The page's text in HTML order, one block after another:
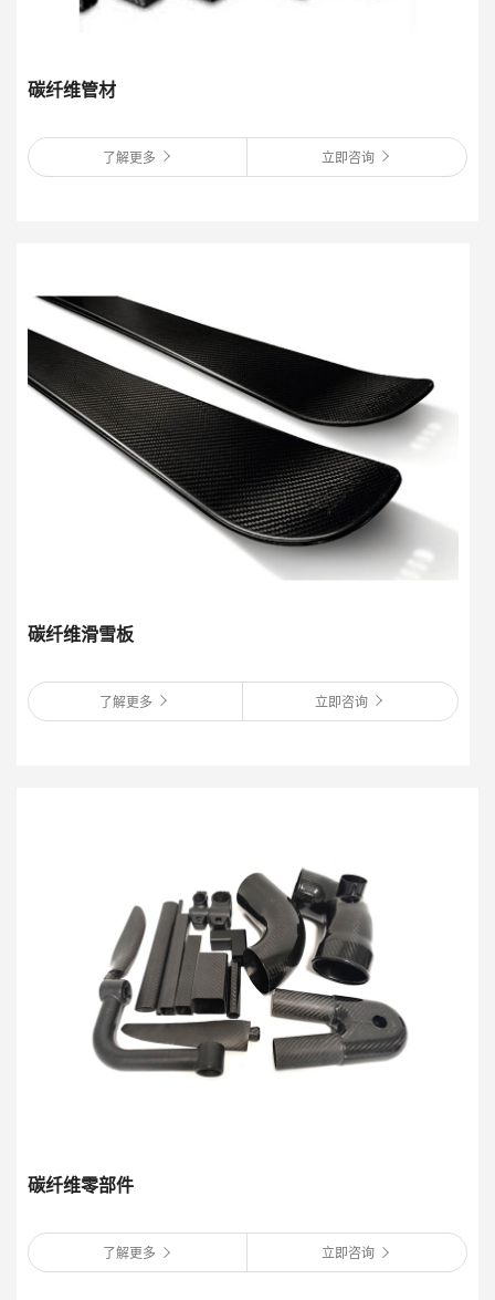
碳纤维管材
了解更多 立即咨询
碳纤维滑雪板
了解更多 立即咨询
碳纤维零部件
了解更多 立即咨询